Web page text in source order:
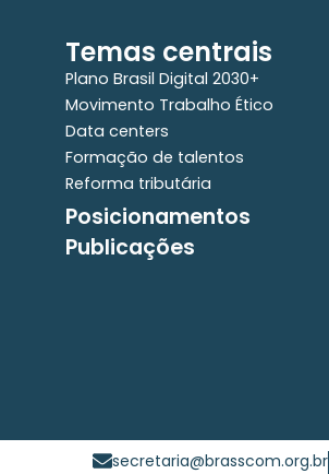
Temas centrais
Plano Brasil Digital 2030+
Movimento Trabalho Ético
Data centers
Formação de talentos
Reforma tributária
Posicionamentos
Publicações
secretaria@brasscom.org.br